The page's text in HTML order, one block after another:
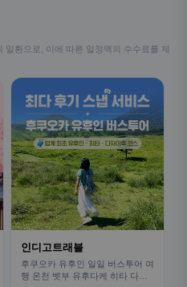
환으로, 이에 따른 일정액의 수수료를 제
인디고트래블
후쿠오카 유후인 일일 버스투어 여
행 온천 벳부 유후다케 히타 다자